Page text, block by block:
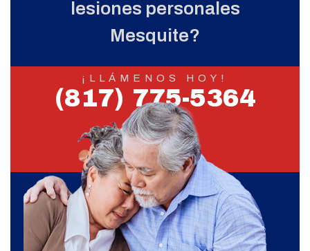
lesiones personales
Mesquite?
¡LLÁMENOS HOY!
(817) 775-5364